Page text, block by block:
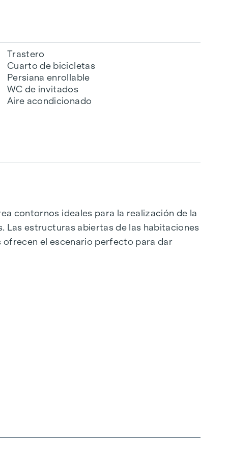
Trastero
Cuarto de bicicletas
Persiana enrollable
WC de invitados
Aire acondicionado
contornos ideales para la realización de la
Las estructuras abiertas de las habitaciones
ofrecen el escenario perfecto para dar